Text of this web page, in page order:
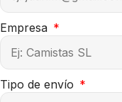
Empresa
Tipo de envío